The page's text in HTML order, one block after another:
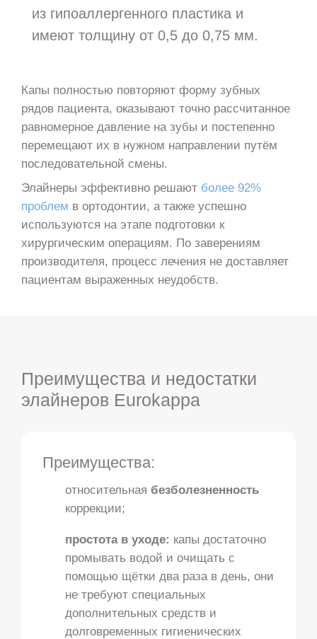
из гипоаллергенного пластика и
имеют толщину от 0,5 до 0,75 мм.
Капы полностью повторяют форму зубных
рядов пациента, оказывают точно рассчитанное
равномерное давление на зубы и постепенно
перемещают их в нужном направлении путём
последовательной смены.
Элайнеры эффективно решают более 92%
проблем в ортодонтии, а также успешно
используются на этапе подготовки к
хирургическим операциям. По заверениям
производителя, процесс лечения не доставляет
пациентам выраженных неудобств.
Преимущества и недостатки
элайнеров Eurokappa
Преимущества:
относительнаябезболезненность
коррекции;
простота в уходе: капы достаточно
промывать водой и очищать с
помощью щётки два раза в день, они
не требуют специальных
дополнительных средств и
долговременных гигиенических